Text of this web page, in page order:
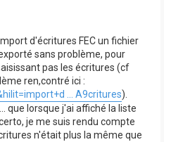
d'écritures FEC un fichier
sans problème, pour
pas les écritures (cf
ren,contré ici :
... A9critures).
que lorsque j'ai affiché la liste
je me suis rendu compte
n'était plus la même que